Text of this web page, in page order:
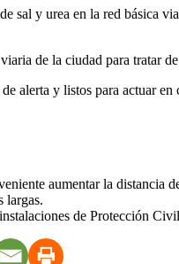
sal y urea en la red básica
de la ciudad para tratar
alerta y listos para actuar
aumentar la distancia
largas.
de Protección